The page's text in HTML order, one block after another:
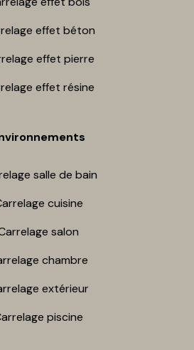
effet béton
effet pierre
effet résine
salle de bain
cuisine
salon
chambre​
extérieur
piscine